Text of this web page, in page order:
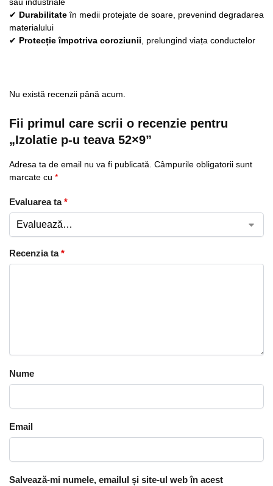
✔ Durabilitateîn medii protejate de soare, prevenind degradarea
materialului
✔ Protecție împotriva coroziunii , prelungind viața conductelor
Nu există recenzii până acum.
Fii primul care scrii o recenzie pentru
„Izolatie p-u teava 52×9”
Adresa ta de email nu va fi publicată. Câmpurile obligatorii sunt
marcate cu *
Evaluarea ta*
Recenzia ta*
Nume
Email
Salvează-mi numele, emailul și site-ul web în acest